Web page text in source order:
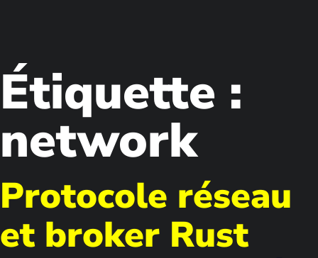
Étiquette :
network
Protocole réseau
et broker Rust